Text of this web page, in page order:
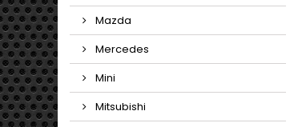
Mazda
Mercedes
Mini
Mitsubishi